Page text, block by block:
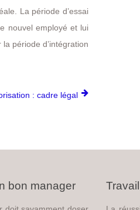
La période d’essai
nouvel employé et lui
période d’intégration
: cadre légal
bon manager